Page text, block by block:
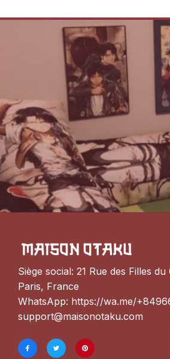
Siège social: 21 Rue des Filles
Paris, France
WhatsApp: https://wa.me/
support@maisonotaku.com